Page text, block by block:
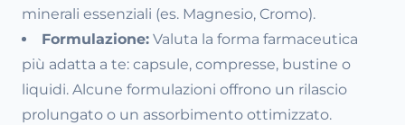
minerali essenziali (es. Magnesio, Cromo).
Formulazione: Valuta la forma farmaceutica
più adatta a te: capsule, compresse, bustine o
liquidi. Alcune formulazioni offrono un rilascio
prolungato o un assorbimento ottimizzato.